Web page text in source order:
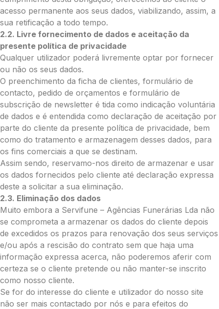
Envie Flores
João Garcia Gomes
Neste formulário, a nossa equipa entrará
em contacto para encontrar a melhor
forma de pagamento.
O que deseja enviar?
Ramo de Flores
Palma
Cruz
Coração
Coroa
Ramo de Flores:
Opção 1 (€25)
Opção 2 (€30)
Opção 3 (€35)
Opção 4 (€40)
Opção 5 (€45)
Opção 6 (€50)
Opção 7 (€55)
Opção 8 (€55)
Opção 9 (€65)
Palma:
acesso permanente aos seus dados, viabilizando, assim, a
sua retificação a todo tempo.
2.2. Livre fornecimento de dados e aceitação da
presente política de privacidade
Qualquer utilizador poderá livremente optar por fornecer
ou não os seus dados.
O preenchimento da ficha de clientes, formulário de
contacto, pedido de orçamentos e formulário de
subscrição de newsletter é tida como indicação voluntária
de dados e é entendida como declaração de aceitação por
parte do cliente da presente política de privacidade, bem
como do tratamento e armazenagem desses dados, para
os fins comerciais a que se destinam.
Assim sendo, reservamo-nos direito de armazenar e usar
os dados fornecidos pelo cliente até declaração expressa
deste a solicitar a sua eliminação.
2.3. Eliminação dos dados
Muito embora a Servifune – Agências Funerárias Lda não
se comprometa a armazenar os dados do cliente depois
de excedidos os prazos para renovação dos seus serviços
e/ou após a rescisão do contrato sem que haja uma
informação expressa acerca, não poderemos aferir com
certeza se o cliente pretende ou não manter-se inscrito
como nosso cliente.
Se for do interesse do cliente e utilizador do nosso site
não ser mais contactado por nós e para efeitos do